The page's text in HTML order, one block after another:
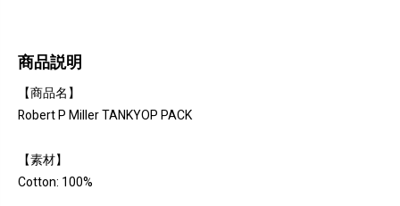
商品説明
【商品名】
Robert P Miller TANKYOP PACK
【素材】
Cotton: 100%